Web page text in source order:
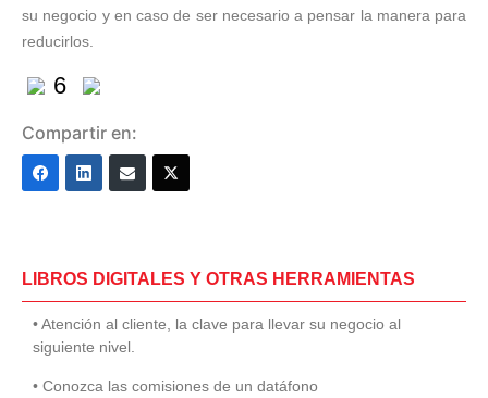
su negocio y en caso de ser necesario a pensar la manera para
reducirlos.
6
Compartir en:
LIBROS DIGITALES Y OTRAS HERRAMIENTAS
• Atención al cliente, la clave para llevar su negocio al
siguiente nivel.
• Conozca las comisiones de un datáfono